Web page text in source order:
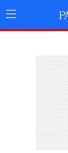
Menu
Principal